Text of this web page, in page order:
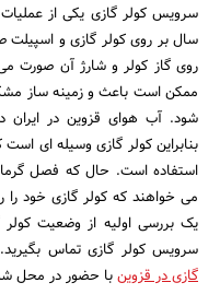
سال بر روی کولر گازی و
روی گاز کولر و شارژ آن صورت
ممکن است باعث و زمینه ساز
شود. آب هوای قزوین در ایران
استفاده است. حال که فصل
می خواهند که کولر گازی خود
یک بررسی اولیه از وضعیت
سرویس کولر گازی تماس
گازی در قزوینبا حضور در محل